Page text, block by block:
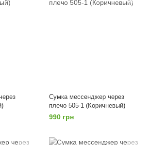
Сумка мессенджер через
плечо 505-1 (Коричневый)
990 грн